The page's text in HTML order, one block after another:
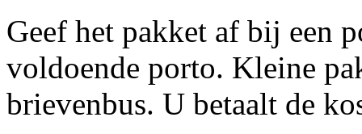
Geef het pakket af bij een
voldoende porto. Kleine
brievenbus. U betaalt de